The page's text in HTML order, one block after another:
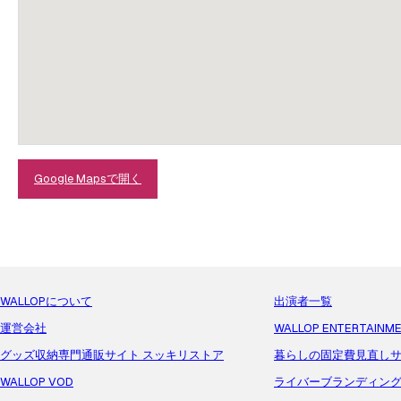
Google Mapsで開く
WALLOPについて
出演者一覧
運営会社
WALLOP
グッズ収納専門通販サイト スッキリストア
暮らしの固定費見直し
WALLOP VOD
ライバーブランディン